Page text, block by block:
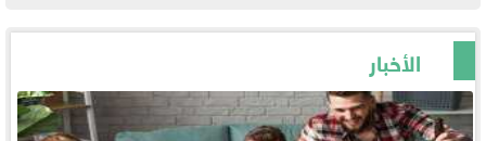
الأخبار